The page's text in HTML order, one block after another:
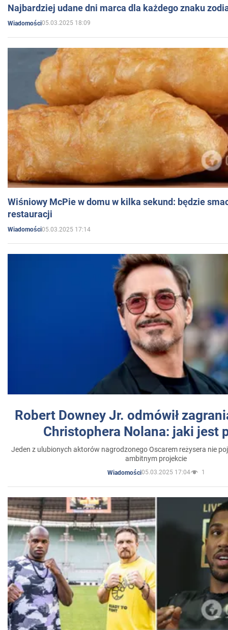
Najbardziej udane dni marca dla każdego znaku
Wiadomości05.03.2025 18:09
Wiśniowy McPie w domu w kilka sekund: będzie
restauracji
Wiadomości05.03.2025 17:14
Robert Downey Jr. odmówił
Christophera Nolana: jaki jest
Jeden z ulubionych aktorów nagrodzonego Oscarem reżysera nie
ambitnym projekcie
Wiadomości05.03.2025 17:04 1